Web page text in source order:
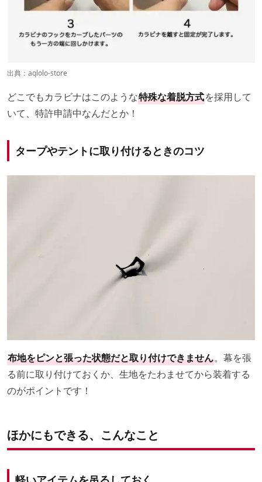
出典： aqlolo-store
どこでもカラビナはこのような特殊な​着脱方​式を​採用して
いて、特許申請中なんだとか！
タープやテントに取り付けるときのコツ
布地をピンと張った状態だと取り付けできません。幕を張
る前に取り付けておくか、生地をたわませてから装着する
のがポイントです！
ほかにもできる、こんなこと